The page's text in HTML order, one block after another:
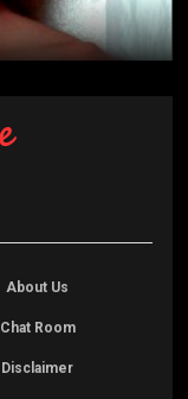
About Us
Chat Room
Disclaimer